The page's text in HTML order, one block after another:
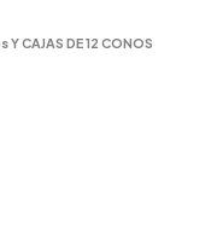
CAJAS DE 12 CONOS